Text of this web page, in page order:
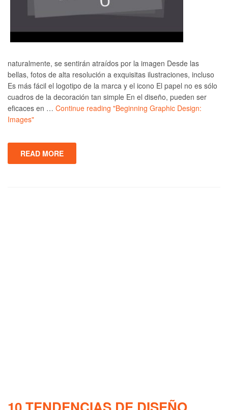
naturalmente, se sentirán atraídos por la imagen Desde las
bellas, fotos de alta resolución a exquisitas ilustraciones, incluso
Es más fácil el logotipo de la marca y el icono El papel no es sólo
cuadros de la decoración tan simple En el diseño, pueden ser
eficaces en … Continue reading "Beginning Graphic Design:
Images"
READ MORE